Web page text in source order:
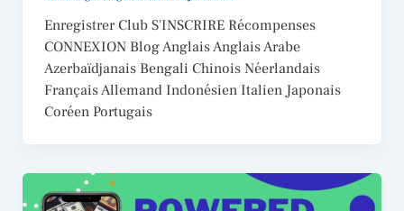
Enregistrer Club S'INSCRIRE Récompenses
CONNEXION Blog Anglais Anglais Arabe
Azerbaïdjanais Bengali Chinois Néerlandais
Français Allemand Indonésien Italien Japonais
Coréen Portugais